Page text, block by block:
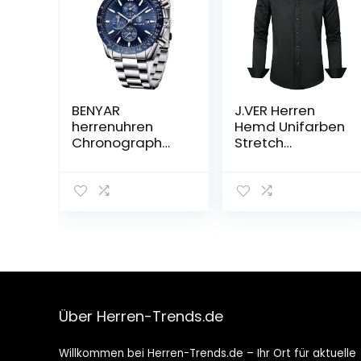
BENYAR
herrenuhren
Chronograph
Armbanduhr für
Design 30M
Geschenk für
J.VER Herren
Hemd Unifarben
Stretch
Hemden
Businesshemd
Über Herren-Trends.de
Willkommen bei Herren-Trends.de – Ihr Ort für aktuelle